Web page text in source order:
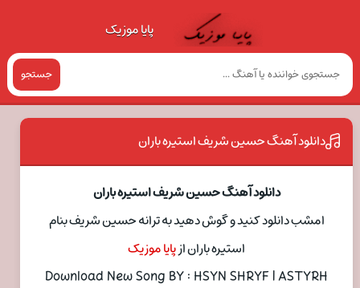
پایا موزیک
جستجو
دانلود آهنگ حسین شریف استیره باران
دانلود آهنگ حسین شریف استیره باران
امشب دانلود کنید و گوش دهید به ترانه حسین شریف بنام
استیره باران ازپایا موزیک
Download New Song BY : HSYN SHRYF | ASTYRH